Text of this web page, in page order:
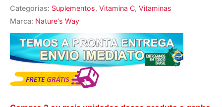
Categorias: Suplementos, Vitamina C, Vitaminas
Marca: Nature's Way